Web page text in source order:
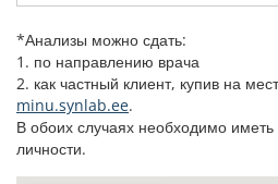
*Анализы можно сдать:
1. по направлению врача
2. как частный клиент, купив на
minu.synlab.ee.
В обоих случаях необходимо
личности.